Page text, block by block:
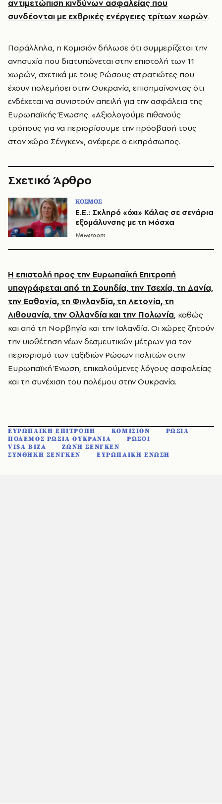
αντιμετώπιση κινδύνων ασφαλείας που
συνδέονται με εχθρικές ενέργειες τρίτων χωρών.
Παράλληλα, η Κομισιόν δήλωσε ότι συμμερίζεται την
ανησυχία που διατυπώνεται στην επιστολή των 11
χωρών, σχετικά με τους Ρώσους στρατιώτες που
έχουν πολεμήσει στην Ουκρανία, επισημαίνοντας ότι
ενδέχεται να συνιστούν απειλή για την ασφάλεια της
Ευρωπαϊκής Ένωσης. «Αξιολογούμε πιθανούς
τρόπους για να περιορίσουμε την πρόσβασή τους
στον χώρο Σένγκεν», ανέφερε ο εκπρόσωπος.
Σχετικό Άρθρο
ΚΟΣΜΟΣ
Ε.Ε.: Σκληρό «όχι» Κάλας σε σενάρια
εξομάλυνσης με τη Μόσχα
Newsroom
Η επιστολή προς την Ευρωπαϊκή Επιτροπή
υπογράφεται από τη Σουηδία, την Τσεχία, τη Δανία,
την Εσθονία, τη Φινλανδία, τη Λετονία, τη
Λιθουανία, την Ολλανδία και την Πολωνία, καθώς
και από τη Νορβηγία και την Ισλανδία. Οι χώρες ζητούν
την υιοθέτηση νέων δεσμευτικών μέτρων για τον
περιορισμό των ταξιδιών Ρώσων πολιτών στην
Ευρωπαϊκή Ένωση, επικαλούμενες λόγους ασφαλείας
και τη συνέχιση του πολέμου στην Ουκρανία.
ΕΥΡΩΠΑΙΚΗ ΕΠΙΤΡΟΠΗ ΚΟΜΙΣΙΟΝ
ΡΩΣΙΑ
ΠΟΛΕΜΟΣ ΡΩΣΙΑ ΟΥΚΡΑΝΙΑ
ΡΩΣΟΙ
VISA ΒΙΖΑ
ΖΩΝΗ ΣΕΝΓΚΕΝ
ΣΥΝΘΗΚΗ ΣΕΝΓΚΕΝ
ΕΥΡΩΠΑΙΚΗ ΕΝΩΣΗ